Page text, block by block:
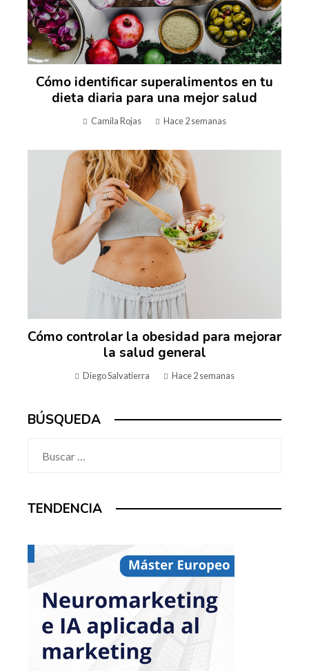
Cómo identificar superalimentos en tu
dieta diaria para una mejor salud
Camila Rojas Hace 2 semanas
Cómo controlar la obesidad para mejorar
la salud general
Diego Salvatierra Hace 2 semanas
BÚSQUEDA
TENDENCIA